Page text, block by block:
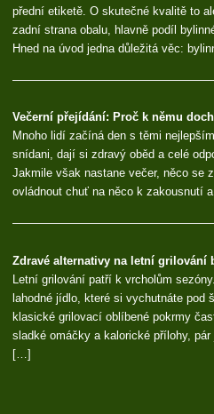
přední etiketě. O skutečné kvalitě to
zadní strana obalu, hlavně podíl
Hned na úvod jedna důležitá věc:
Večerní přejídání: Proč k němu
Mnoho lidí začíná den s těmi
snídani, dají si zdravý oběd a celé
Jakmile však nastane večer, něco se
ovládnout chuť na něco k zakousnutí
Zdravé alternativy na letní grilování
Letní grilování patří k vrcholům
lahodné jídlo, které si vychutnáte pod
klasické grilovací oblíbené pokrmy
sladké omáčky a kalorické přílohy,
[…]